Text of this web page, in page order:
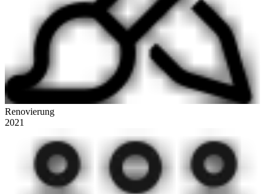
Renovierung
2021